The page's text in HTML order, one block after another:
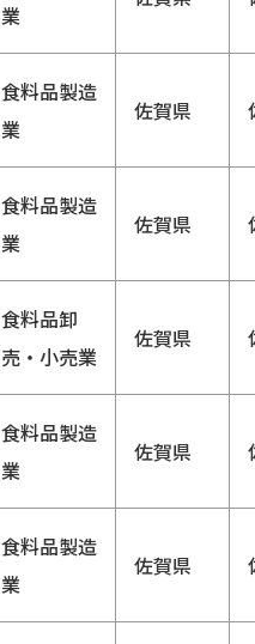
業
食料品製造
業
佐賀県
食料品製造
業
佐賀県
食料品卸
売・小売業
佐賀県
食料品製造
業
佐賀県
食料品製造
業
佐賀県